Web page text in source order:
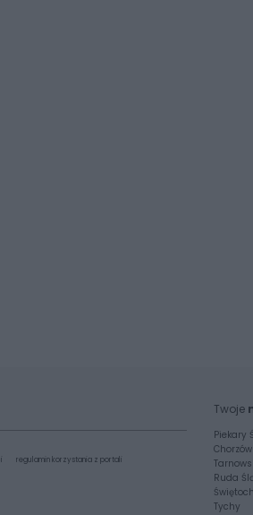
regulamin korzystania z portali
Twoje
Piekary
Chorzów
Ruda
Tychy